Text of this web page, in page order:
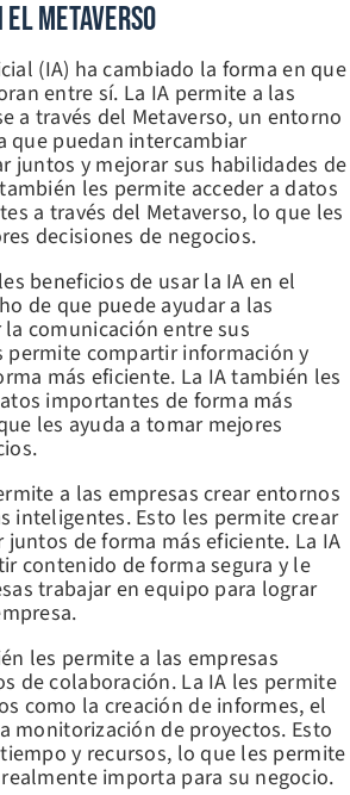
El Metaverso
(IA) ha cambiado la forma en que
entre sí. La IA permite a las
a través del Metaverso, un entorno
que puedan intercambiar
juntos y mejorar sus habilidades de
les permite acceder a datos
a través del Metaverso, lo que les
decisiones de negocios.
beneficios de usar la IA en el
de que puede ayudar a las
comunicación entre sus
permite compartir información y
más eficiente. La IA también les
importantes de forma más
les ayuda a tomar mejores
a las empresas crear entornos
inteligentes. Esto les permite crear
de forma más eficiente. La IA
contenido de forma segura y le
trabajar en equipo para lograr
les permite a las empresas
de colaboración. La IA les permite
como la creación de informes, el
monitorización de proyectos. Esto
y recursos, lo que les permite
importa para su negocio.